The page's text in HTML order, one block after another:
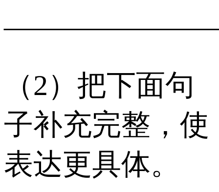
（2）把下面句
子补充完整，使
表达更具体。